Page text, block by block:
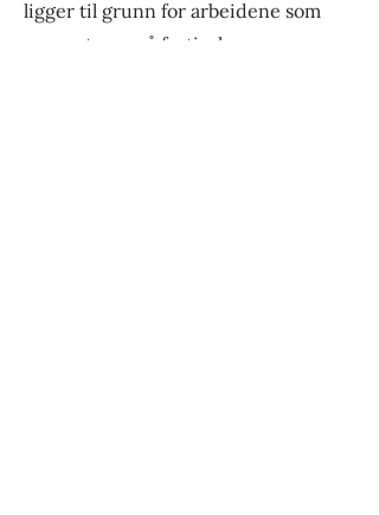
ligger til grunn for arbeidene som
presenteres på festivalen: